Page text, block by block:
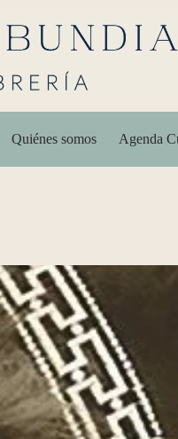
Quiénes somos Agenda